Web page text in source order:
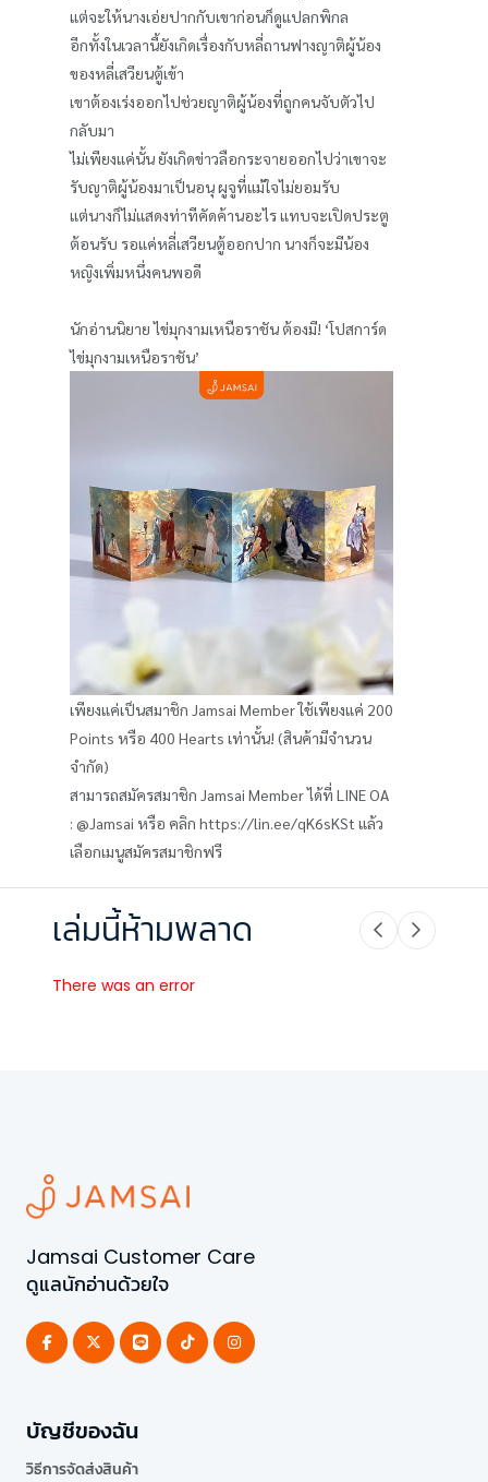
แต่จะให้นางเอ่ยปากกับเขาก่อนก็ดูแปลกพิกล
อีกทั้งในเวลานี้ยังเกิดเรื่องกับหลี่ถานฟางญาติผู้น้อง
ของหลี่เสวียนตู้เข้า
เขาต้องเร่งออกไปช่วยญาติผู้น้องที่ถูกคนจับตัวไป
กลับมา
ไม่เพียงแค่นั้น ยังเกิดข่าวลือกระจายออกไปว่าเขาจะ
รับญาติผู้น้องมาเป็นอนุ ผูจูที่แม้ใจไม่ยอมรับ
แต่นางก็ไม่แสดงท่าทีคัดค้านอะไร แทบจะเปิดประตู
ต้อนรับ รอแค่หลี่เสวียนตู้ออกปาก นางก็จะมีน้อง
หญิงเพิ่มหนึ่งคนพอดี
นักอ่านนิยาย ไข่มุกงามเหนือราชัน ต้องมี! ‘โปสการ์ด
ไข่มุกงามเหนือราชัน’
เพียงแค่เป็นสมาชิก Jamsai Member ใช้เพียงแค่ 200
Points หรือ 400 Hearts เท่านั้น! (สินค้ามีจำนวน
จำกัด)
สามารถสมัครสมาชิก Jamsai Member ได้ที่ LINE OA
: @Jamsai หรือ คลิก https://lin.ee/qK6sKSt แล้ว
เลือกเมนูสมัครสมาชิกฟรี
เล่มนี้ห้ามพลาด
There was an error
Jamsai Customer Care
ดูแลนักอ่านด้วยใจ
บัญชีของฉัน
วิธีการจัดส่งสินค้า